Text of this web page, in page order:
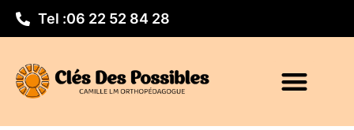
Tel :06 22 52 84 28